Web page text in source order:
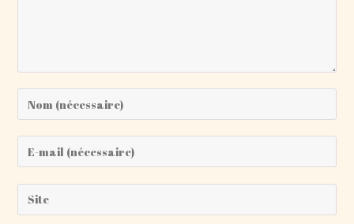
Enter
your
name
or
to
comment
Enter
your
email
address
Saisir
l’URL